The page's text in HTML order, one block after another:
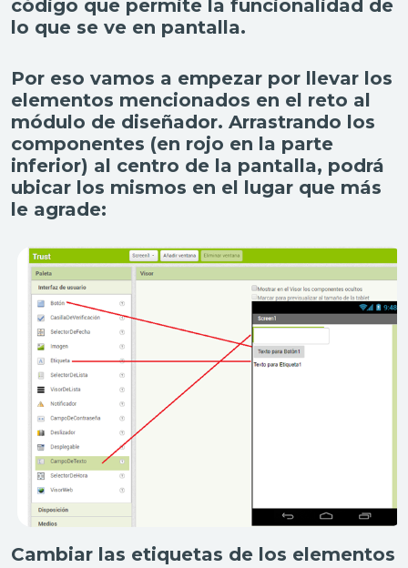
código que permite la funcionalidad de
lo que se ve en pantalla.
Por eso vamos a empezar por llevar los
elementos mencionados en el reto al
módulo de diseñador. Arrastrando los
componentes (en rojo en la parte
inferior) al centro de la pantalla, podrá
ubicar los mismos en el lugar que más
le agrade:
Cambiar las etiquetas de los elementos